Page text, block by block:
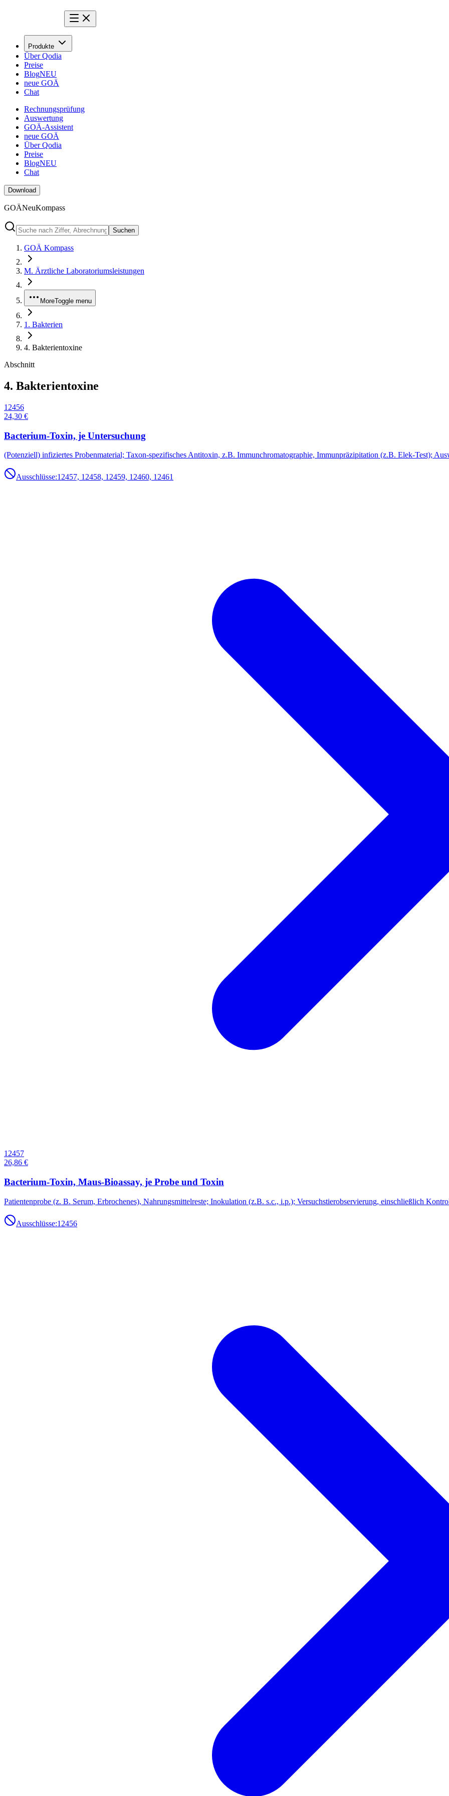
Produkte
Über Qodia
Preise
BlogNEU
neue GOÄ
Chat
Rechnungsprüfung
Auswertung
GOÄ-Assistent
neue GOÄ
Über Qodia
Preise
BlogNEU
Chat
Download
GOÄNeuKompass
Suchen
GOÄ Kompass
M. Ärztliche Laboratoriumsleistungen
MoreToggle menu
1. Bakterien
4. Bakterientoxine
Abschnitt
4. Bakterientoxine
12456
24,30 €
Bacterium-Toxin, je Untersuchung
(Potenziell) infiziertes Probenmaterial; Taxon-spezifisches Antitoxin, z.B. Immunchromatographie, Immunpräzipitation (z.B. Elek-Test);
Ausschlüsse:12457, 12458, 12459, 12460, 12461
12457
26,86 €
Bacterium-Toxin, Maus-Bioassay, je Probe und Toxin
Patientenprobe (z. B. Serum, Erbrochenes), Nahrungsmittelreste; Inokulation (z.B. s.c., i.p.); Versuchstierobservierung, einschließlich
Ausschlüsse:12456